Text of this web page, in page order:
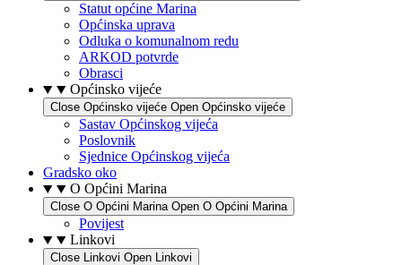
Statut općine Marina
Općinska uprava
Odluka o komunalnom redu
ARKOD potvrde
Obrasci
Općinsko vijeće
Close Općinsko vijeće Open Općinsko vijeće
Sastav Općinskog vijeća
Poslovnik
Sjednice Općinskog vijeća
Gradsko oko
O Općini Marina
Close O Općini Marina Open O Općini Marina
Povijest
Linkovi
Close Linkovi Open Linkovi